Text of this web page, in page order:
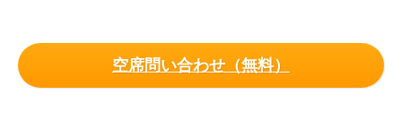
空席問い合わせ（無料）